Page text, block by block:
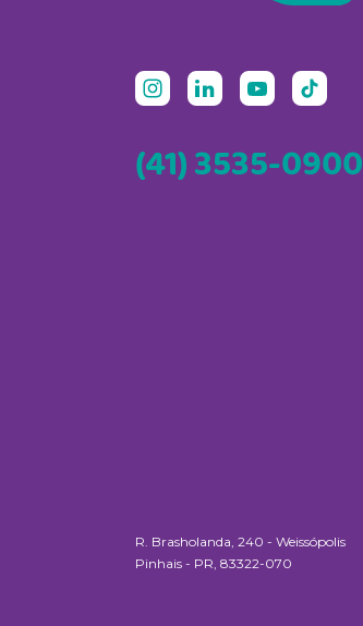
(41) 3535-0900
R. Brasholanda, 240 - Weissópolis
Pinhais - PR, 83322-070